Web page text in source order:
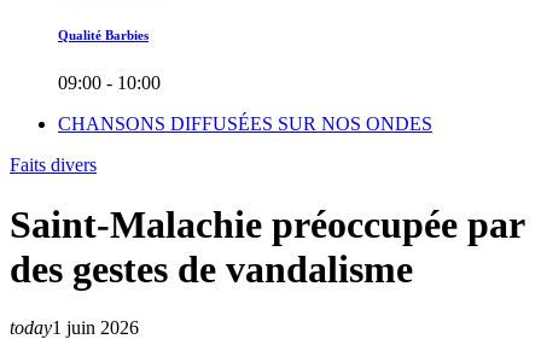
Qualité Barbies
09:00 - 10:00
CHANSONS DIFFUSÉES SUR NOS ONDES
Faits divers
Saint-Malachie préoccupée par
des gestes de vandalisme
today1 juin 2026